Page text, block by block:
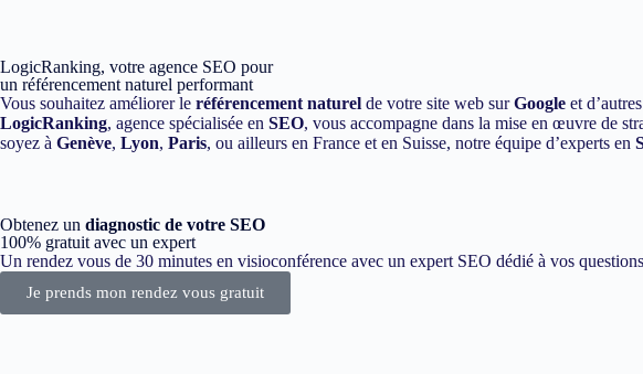
LogicRanking, votre agence SEO pour
un référencement naturel performant
Vous souhaitez améliorer le référencement naturel de votre site web surGoogle et
LogicRanking, agence spécialisée en SEO, vous accompagne dans la mise en œuvre de
soyez à Genève, Lyon, Paris, ou ailleurs en France et en Suisse, notre équipe d’experts en
Obtenez un diagnostic de votre SEO
100% gratuit avec un expert
Un rendez vous de 30 minutes en visioconférence avec un expert SEO dédié à vos
Je prends mon rendez vous gratuit